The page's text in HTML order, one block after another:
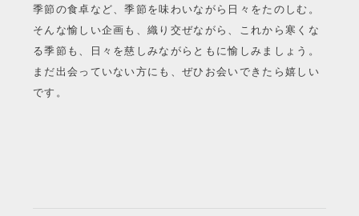
季節の食卓など、季節を味わいながら日々をたのしむ。
そんな愉しい企画も、織り交ぜながら、これから寒くな
る季節も、日々を慈しみながらともに愉しみましょう。
まだ出会っていない方にも、ぜひお会いできたら嬉しい
です。